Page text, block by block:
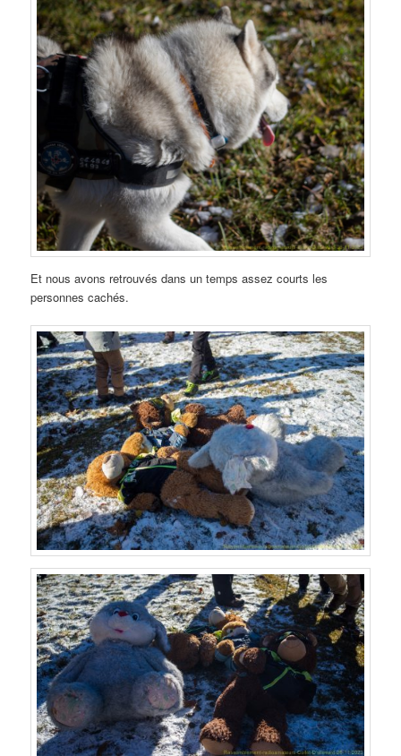
Et nous avons retrouvés dans un temps assez courts les
personnes cachés.